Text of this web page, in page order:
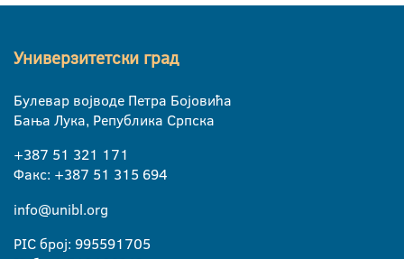
Универзитетски град
Булевар војводе Петра Бојовића
Бања Лука, Република Српска
+387 51 321 171
Факс: +387 51 315 694
info@unibl.org
PIC број: 995591705